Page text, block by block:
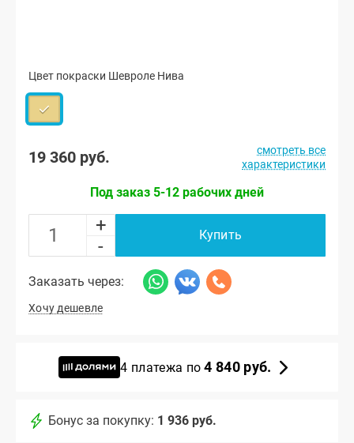
Цвет покраски Шевроле Нива
19 360 руб.
смотреть все
характеристики
Под заказ 5-12 рабочих дней
+
-
Купить
Заказать через:
Хочу дешевле
4 платежа по4 840 руб.
Бонус за покупку: 1 936 руб.